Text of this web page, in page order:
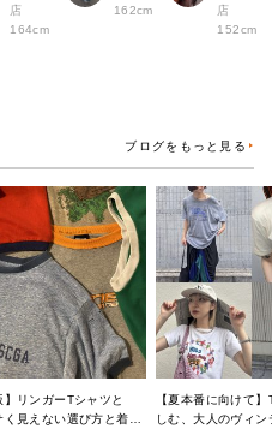
店
164cm
162cm
店
152cm
ブログをもっと見る
】リンガーTシャツと
見えない選び方と着こ
【夏本番に向けて
しむ、大人のヴィ